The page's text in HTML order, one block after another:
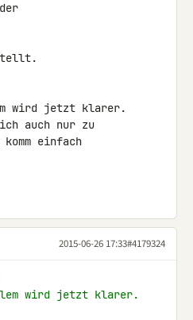
wird jetzt klarer.
auch nur zu
einfach
2015-06-26 17:33#4179324
wird jetzt klarer.